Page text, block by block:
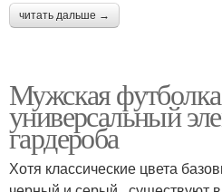
читать дальше →
Мужская
универсальный
гардероба
Хотя классические цвета